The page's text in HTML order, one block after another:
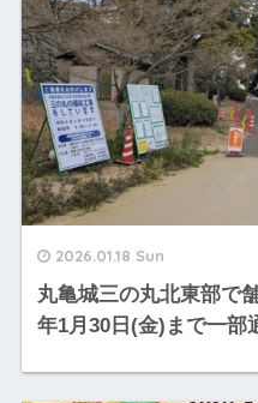
2026.01.18 Sun
丸亀城三の丸北東部で
年1月30日(金)まで一部